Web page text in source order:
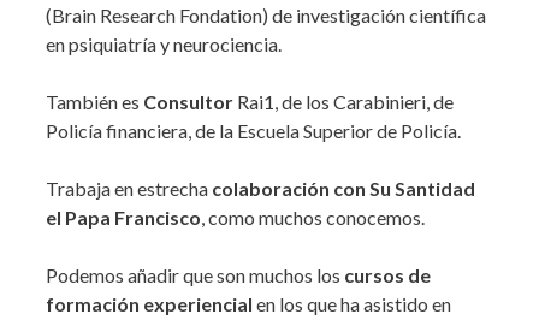
(Brain Research Fondation) de investigación científica
en psiquiatría y neurociencia.
También es Consultor Rai1, de los Carabinieri, de
Policía financiera, de la Escuela Superior de Policía.
Trabaja en estrecha colaboración con Su Santidad
el Papa Francisco, como muchos conocemos.
Podemos añadir que son muchos los cursos de
formación experiencial en los que ha asistido en